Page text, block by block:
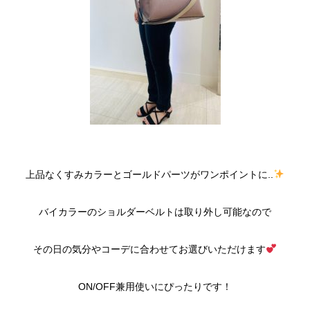
上品なくすみカラーとゴールドパーツがワンポイントに..
バイカラーのショルダーベルトは取り外し可能なので
その日の気分やコーデに合わせてお選びいただけます
ON/OFF兼用使いにぴったりです！